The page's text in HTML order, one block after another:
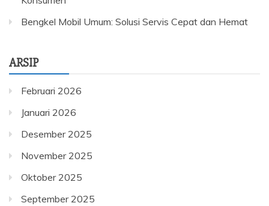
Bengkel Mobil Umum: Solusi Servis Cepat dan Hemat
ARSIP
Februari 2026
Januari 2026
Desember 2025
November 2025
Oktober 2025
September 2025